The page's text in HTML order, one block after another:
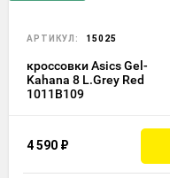
АРТИКУЛ: 15025
кроссовки Asics Gel-
Kahana 8 L.Grey Red
1011B109
4 590 ₽